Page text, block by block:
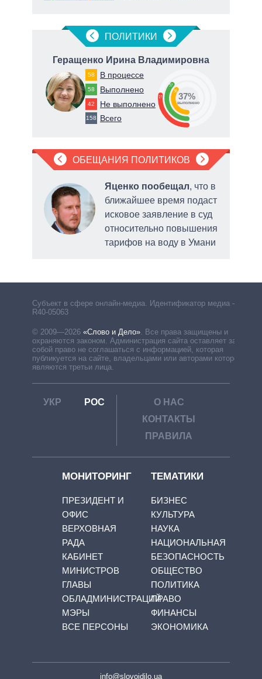
ПОЛИТИКИ
Геращенко Ирина Владимировна
58 В процессе
58 Выполнено
42 Не выполнено
158 Всего
27
37
36
37%
выполнено
ОБЕЩАНИЯ ПОЛИТИКОВ
Яценко пообещал, что в
ближайшее время подаст
исковое заявление в суд
относительно повышения
тарифов на воду в Умани
Субъект в сфере онлайн-медиа. Идентификатор медиа –
R40-05063
© 2009—2026 «Слово и Дело». Все права защищены и
охраняются законом. Администрация сайта оставляет за
собой право не соглашаться с информацией, которая
публикуется на сайте, владельцами или авторами которой
являются третьи лица.
УКР РОС
О НАС
КОНТАКТЫ
ПРАВИЛА
МОНИТОРИНГ
ПРЕЗИДЕНТ И
ОФИС
ВЕРХОВНАЯ
РАДА
КАБИНЕТ
МИНИСТРОВ
ГЛАВЫ
ОБЛАДМИНИСТРАЦИЙ
МЭРЫ
ВСЕ ПЕРСОНЫ
ТЕМАТИКИ
БИЗНЕС
КУЛЬТУРА
НАУКА
НАЦИОНАЛЬНАЯ
БЕЗОПАСНОСТЬ
ОБЩЕСТВО
ПОЛИТИКА
ПРАВО
ФИНАНСЫ
ЭКОНОМИКА
info@slovoidilo.ua